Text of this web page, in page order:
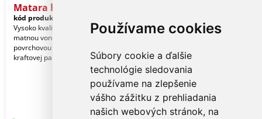
Používame cookies
Súbory cookie a ďalšie
technológie sledovania
používame na zlepšenie
vášho zážitku z prehliadania
našich webových stránok, na
Matara hrnček
kód produktu:
Vysoko kvalitný keramický hrnček s
matnou vonkajšou a lesklou vnútornou
povrchovou úpravou, 300 ml. V
kraftovej papierov